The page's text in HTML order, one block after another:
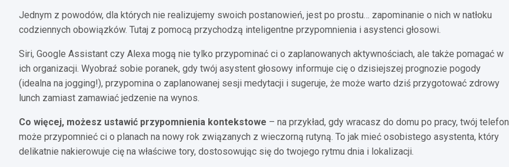
Jednym z powodów, dla których nie realizujemy swoich postanowień, jest po prostu… zapominanie o nich w natłoku
codziennych obowiązków. Tutaj z pomocą przychodzą inteligentne przypomnienia i asystenci głosowi.
Siri, Google Assistant czy Alexa mogą nie tylko przypominać ci o zaplanowanych aktywnościach, ale także pomagać w
ich organizacji. Wyobraź sobie poranek, gdy twój asystent głosowy informuje cię o dzisiejszej prognozie pogody
(idealna na jogging!), przypomina o zaplanowanej sesji medytacji i sugeruje, że może warto dziś przygotować zdrowy
lunch zamiast zamawiać jedzenie na wynos.
Co więcej, możesz ustawić przypomnienia kontekstowe – na przykład, gdy wracasz do domu po pracy, twój telefon
może przypomnieć ci o planach na nowy rok związanych z wieczorną rutyną. To jak mieć osobistego asystenta, który
delikatnie nakierowuje cię na właściwe tory, dostosowując się do twojego rytmu dnia i lokalizacji.